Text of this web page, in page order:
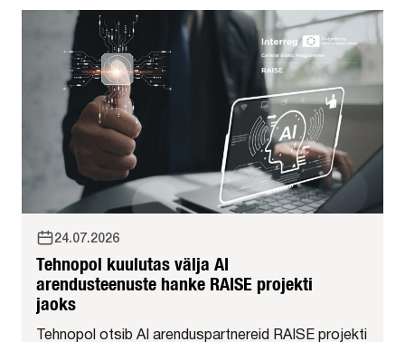
24.07.2026
Tehnopol kuulutas välja AI
arendusteenuste hanke RAISE projekti
jaoks
Tehnopol otsib AI arenduspartnereid RAISE projekti